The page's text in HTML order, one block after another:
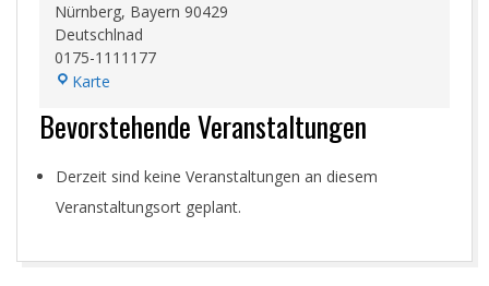
Nürnberg, Bayern 90429
Deutschlnad
0175-1111177
Karte
Kern
Bevorstehende Veranstaltungen
Derzeit sind keine Veranstaltungen an diesem
Veranstaltungsort geplant.